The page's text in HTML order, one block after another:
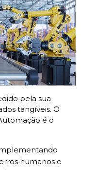
pela sua
tangíveis. O
é o
humanos e